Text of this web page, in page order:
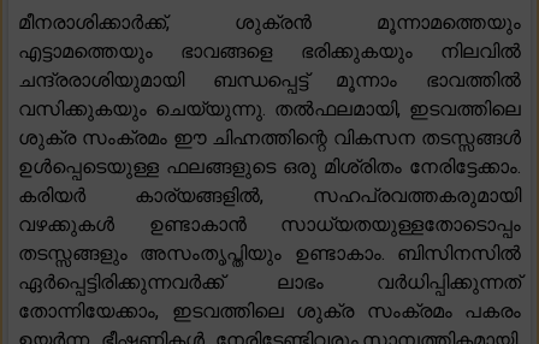
മീനരാശിക്കാർക്ക്, ശുക്രൻ മൂന്നാമത്തെയും
എട്ടാമത്തെയും ഭാവങ്ങളെ ഭരിക്കുകയും നിലവിൽ
ചന്ദ്രരാശിയുമായി ബന്ധപ്പെട്ട് മൂന്നാം ഭാവത്തിൽ
വസിക്കുകയും ചെയ്യുന്നു. തൽഫലമായി, ഇടവത്തിലെ
ശുക്ര സംക്രമം ഈ ചിഹ്നത്തിന്റെ വികസന തടസ്സങ്ങൾ
ഉൾപ്പെടെയുള്ള ഫലങ്ങളുടെ ഒരു മിശ്രിതം നേരിട്ടേക്കാം.
കരിയർ കാര്യങ്ങളിൽ, സഹപ്രവത്തകരുമായി
വഴക്കുകൾ ഉണ്ടാകാൻ സാധ്യതയുള്ളതോടൊപ്പം
തടസ്സങ്ങളും അസംതൃപ്തിയും ഉണ്ടാകാം. ബിസിനസിൽ
ഏർപ്പെട്ടിരിക്കുന്നവർക്ക് ലാഭം വർധിപ്പിക്കുന്നത്
തോന്നിയേക്കാം, ഇടവത്തിലെ ശുക്ര സംക്രമം പകരം